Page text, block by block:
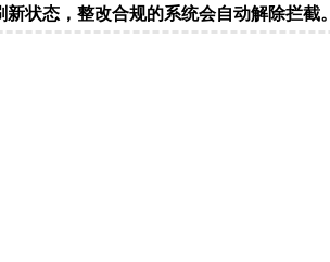
状态，整改合规的系统会自动解除拦截。